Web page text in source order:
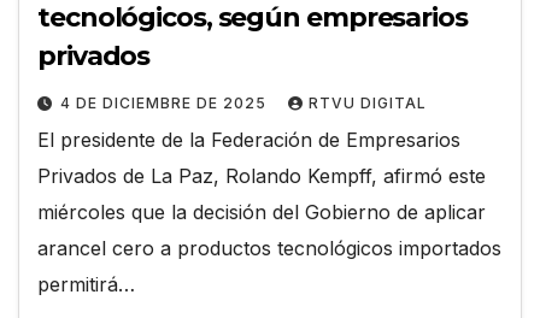
tecnológicos, según empresarios
privados
4 DE DICIEMBRE DE 2025 RTVU DIGITAL
El presidente de la Federación de Empresarios
Privados de La Paz, Rolando Kempff, afirmó este
miércoles que la decisión del Gobierno de aplicar
arancel cero a productos tecnológicos importados
permitirá…